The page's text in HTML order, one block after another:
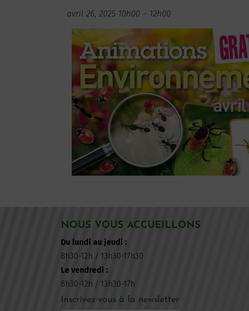
avril 26, 2025 10h00 – 12h00
NOUS VOUS ACCUEILLONS
Du lundi au jeudi :
8h30-12h / 13h30-17h30
Le vendredi :
8h30-12h / 13h30-17h
Inscrivez-vous à la newsletter